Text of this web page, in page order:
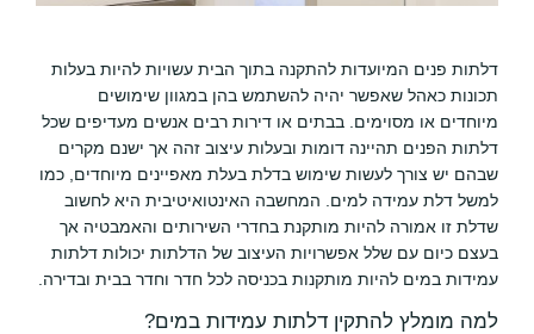
דלתות פנים המיועדות להתקנה בתוך הבית עשויות להיות בעלות
תכונות כאהל שאפשר יהיה להשתמש בהן במגוון שימושים
מיוחדים או מסוימים. בבתים או דירות רבים אנשים מעדיפים שכל
דלתות הפנים תהיינה דומות ובעלות עיצוב זהה אך ישנם מקרים
שבהם יש צורך לעשות שימוש בדלת בעלת מאפיינים מיוחדים, כמו
למשל דלת עמידה למים. המחשבה האינטואיטיבית היא לחשוב
שדלת זו אמורה להיות מותקנת בחדרי השירותים והאמבטיה אך
בעצם כיום עם שלל אפשרויות העיצוב של הדלתות יכולות דלתות
עמידות במים להיות מותקנות בכניסה לכל חדר וחדר בבית ובדירה.
למה מומלץ להתקין דלתות עמידות במים?